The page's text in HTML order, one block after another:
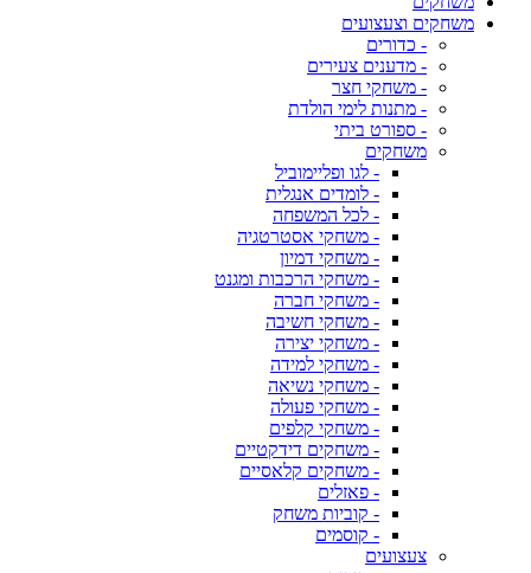
משחקים וצעצועים
- כדורים
- מדענים צעירים
- משחקי חצר
- מתנות לימי הולדת
- ספורט ביתי
משחקים
- לגו ופליימוביל
- לומדים אנגלית
- לכל המשפחה
- משחקי אסטרטגיה
- משחקי דמיון
- משחקי הרכבות ומגנט
- משחקי חברה
- משחקי חשיבה
- משחקי יצירה
- משחקי למידה
- משחקי נשיאה
- משחקי פעולה
- משחקי קלפים
- משחקים דידקטיים
- משחקים קלאסיים
- פאזלים
- קוביות משחק
- קוסמים
צעצועים